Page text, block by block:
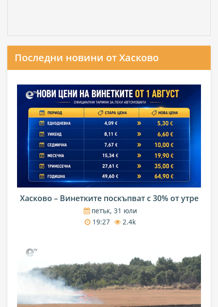
Последни новини от Хасково
Хасково – Винетките поскъпват с 30% от утре
петък, 31 юли
19:27
2.4k